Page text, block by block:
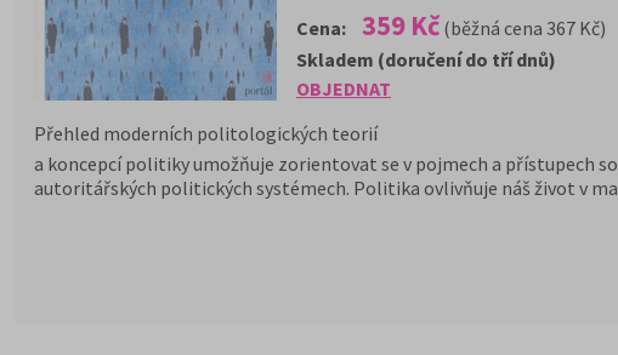
Přehled moderních politologických teorií
a koncepcí politiky umožňuje zorientovat se v pojmech a přístupech
autoritářských politických systémech. Politika ovlivňuje náš život v
Cena: 359 Kč (běžná cena 367 Kč)
OBJEDNAT
Skladem (doručení do tří dnů)